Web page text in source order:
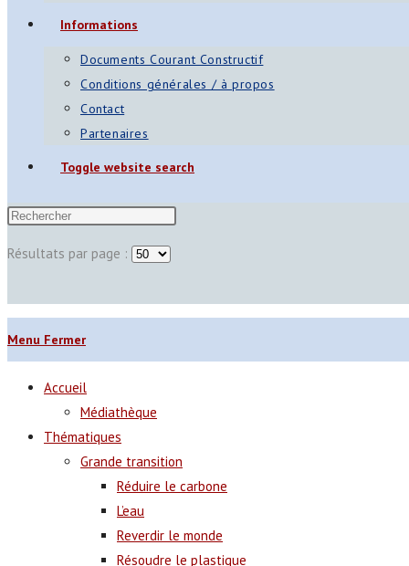
Informations
Documents Courant Constructif
Conditions générales / à propos
Contact
Partenaires
Toggle website search
Résultats par page :
Menu Fermer
Accueil
Médiathèque
Thématiques
Grande transition
Réduire le carbone
L’eau
Reverdir le monde
Résoudre le plastique